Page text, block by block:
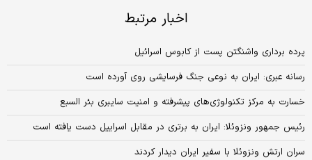
اخبار مرتبط
پرده برداری واشنگتن پست از کابوس اسرائیل
رسانه عبری: ایران به نوعی جنگ فرسایشی روی آورده است
خسارت به مرکز تکنولوژی‌های پیشرفته و امنیت سایبری بئر السبع
رئیس جمهور ونزوئلا: ایران به برتری در مقابل اسراییل دست یافته است
سران ارتش ونزوئلا با سفیر ایران دیدار کردند